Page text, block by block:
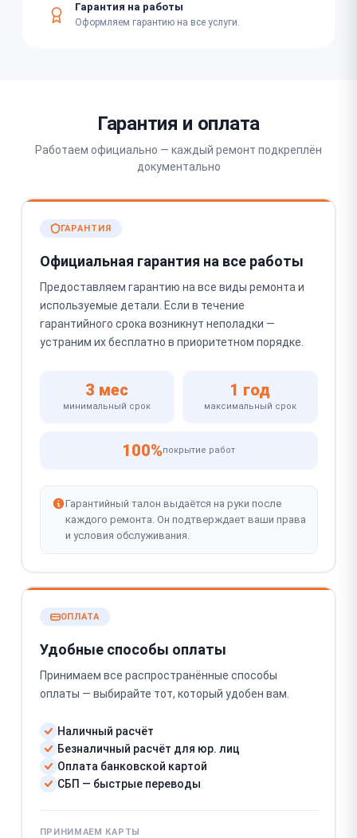
Гарантия на работы
Оформляем гарантию на все услуги.
Гарантия и оплата
Работаем официально — каждый ремонт подкреплён
документально
ГАРАНТИЯ
Официальная гарантия на все работы
Предоставляем гарантию на все виды ремонта и
используемые детали. Если в течение
гарантийного срока возникнут неполадки —
устраним их бесплатно в приоритетном порядке.
3 мес
минимальный срок
1 год
максимальный срок
100%покрытие работ
Гарантийный талон выдаётся на руки после
каждого ремонта. Он подтверждает ваши права
и условия обслуживания.
ОПЛАТА
Удобные способы оплаты
Принимаем все распространённые способы
оплаты — выбирайте тот, который удобен вам.
Наличный расчёт
Безналичный расчёт для юр. лиц
Оплата банковской картой
СБП — быстрые переводы
ПРИНИМАЕМ КАРТЫ